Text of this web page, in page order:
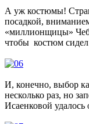
А уж костюмы!
посадкой,
«миллионщицы»
чтобы костюм
И, конечно, выбор
несколько раз, но
Исаенковой